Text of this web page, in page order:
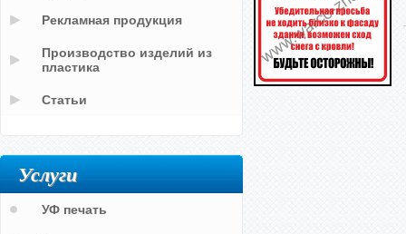
Рекламная продукция
Производство изделий из
пластика
Статьи
Услуги
УФ печать